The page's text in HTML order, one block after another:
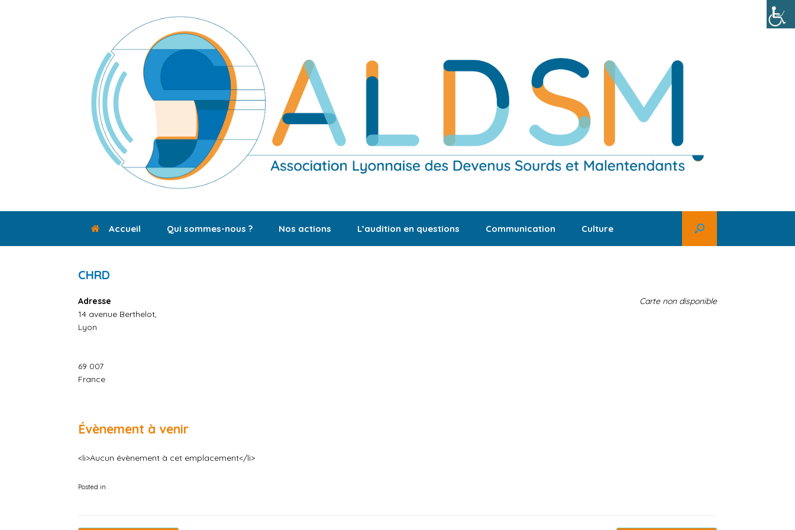
Accueil Qui sommes-nous ? Nos actions L’audition en questions Communication Culture
CHRD
Carte non disponible
Adresse
14 avenue Berthelot,
Lyon
69 007
France
Évènement à venir
<li>Aucun évènement à cet emplacement</li>
Posted in .